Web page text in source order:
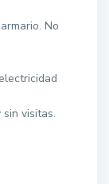
No
visitas.